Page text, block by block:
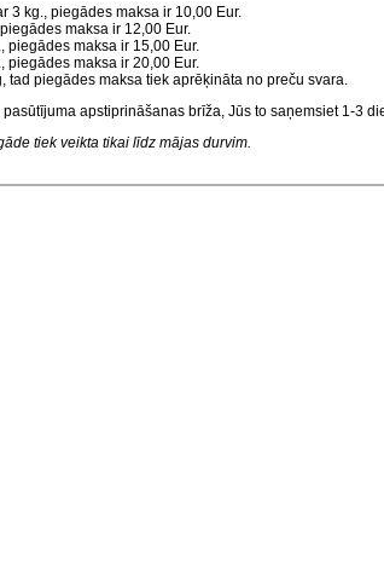
3 kg., piegādes maksa ir 10,00 Eur.
maksa ir 12,00 Eur.
piegādes maksa ir 15,00 Eur.
piegādes maksa ir 20,00 Eur.
tad piegādes maksa tiek aprēķināta no preču svara.
apstiprināšanas brīža, Jūs to saņemsiet 1-3
tiek veikta tikai līdz mājas durvim.